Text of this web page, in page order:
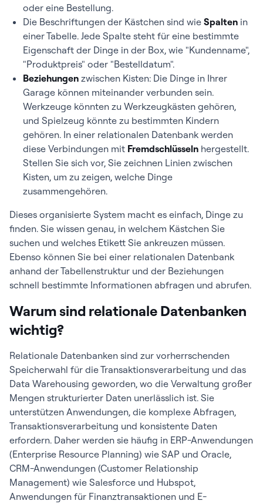
oder eine Bestellung.
Die Beschriftungen der Kästchen sind wie Spalten in
einer Tabelle. Jede Spalte steht für eine bestimmte
Eigenschaft der Dinge in der Box, wie "Kundenname",
"Produktpreis" oder "Bestelldatum".
Beziehungen zwischen Kisten: Die Dinge in Ihrer
Garage können miteinander verbunden sein.
Werkzeuge könnten zu Werkzeugkästen gehören,
und Spielzeug könnte zu bestimmten Kindern
gehören. In einer relationalen Datenbank werden
diese Verbindungen mit Fremdschlüsseln hergestellt.
Stellen Sie sich vor, Sie zeichnen Linien zwischen
Kisten, um zu zeigen, welche Dinge
zusammengehören.
Dieses organisierte System macht es einfach, Dinge zu
finden. Sie wissen genau, in welchem Kästchen Sie
suchen und welches Etikett Sie ankreuzen müssen.
Ebenso können Sie bei einer relationalen Datenbank
anhand der Tabellenstruktur und der Beziehungen
schnell bestimmte Informationen abfragen und abrufen.
Warum sind relationale Datenbanken
wichtig?
Relationale Datenbanken sind zur vorherrschenden
Speicherwahl für die Transaktionsverarbeitung und das
Data Warehousing geworden, wo die Verwaltung großer
Mengen strukturierter Daten unerlässlich ist. Sie
unterstützen Anwendungen, die komplexe Abfragen,
Transaktionsverarbeitung und konsistente Daten
erfordern. Daher werden sie häufig in ERP-Anwendungen
(Enterprise Resource Planning) wie SAP und Oracle,
CRM-Anwendungen (Customer Relationship
Management) wie Salesforce und Hubspot,
Anwendungen für Finanztransaktionen und E-